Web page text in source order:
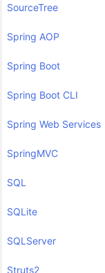
SourceTree
Spring AOP
Spring Boot
Spring Boot CLI
Spring Web Services
SpringMVC
SQL
SQLite
SQLServer
Struts2